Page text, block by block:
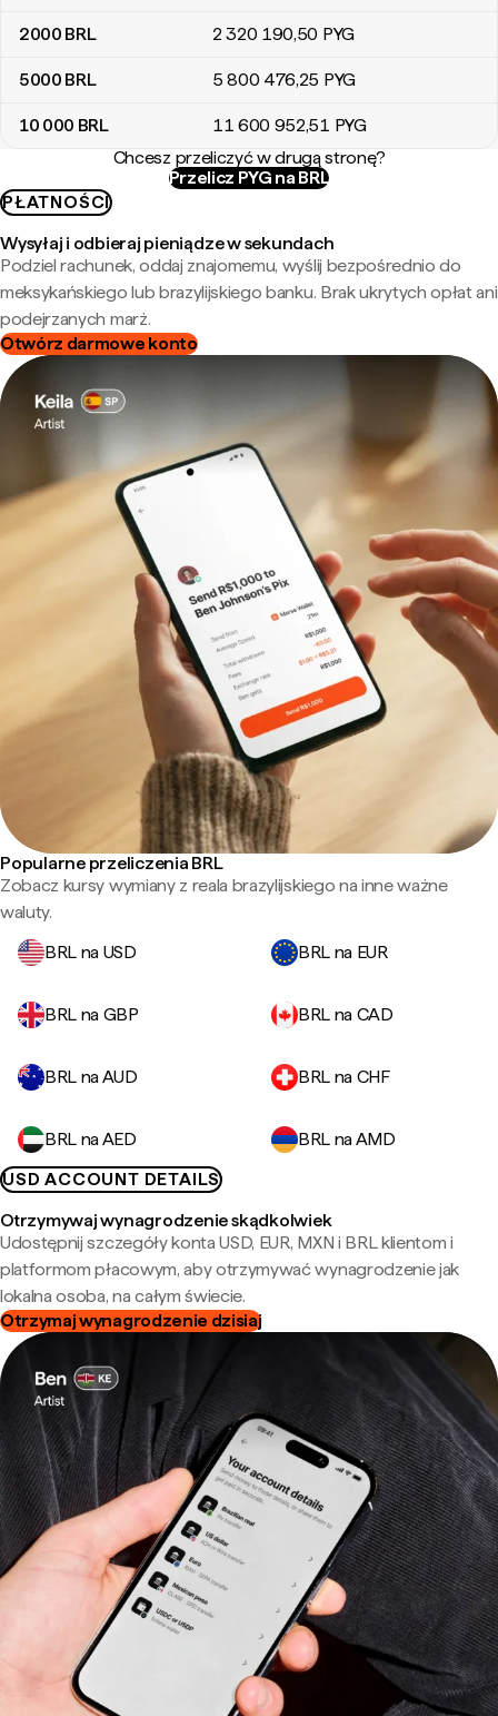
2000 BRL 2 320 190,50 PYG
5000 BRL 5 800 476,25 PYG
10 000 BRL 11 600 952,51 PYG
Chcesz przeliczyć w drugą stronę?
Przelicz PYG na BRL
PŁATNOŚCI
Wysyłaj i odbieraj pieniądze w sekundach
Podziel rachunek, oddaj znajomemu, wyślij bezpośrednio do
meksykańskiego lub brazylijskiego banku. Brak ukrytych opłat ani
podejrzanych marż.
Otwórz darmowe konto
Popularne przeliczenia BRL
Zobacz kursy wymiany z reala brazylijskiego na inne ważne
waluty.
BRL na USD
BRL na EUR
BRL na GBP BRL na CAD
BRL na AUD BRL na CHF
BRL na AED
BRL na AMD
USD ACCOUNT DETAILS
Otrzymywaj wynagrodzenie skądkolwiek
Udostępnij szczegóły konta USD, EUR, MXN i BRL klientom i
platformom płacowym, aby otrzymywać wynagrodzenie jak
lokalna osoba, na całym świecie.
Otrzymaj wynagrodzenie dzisiaj